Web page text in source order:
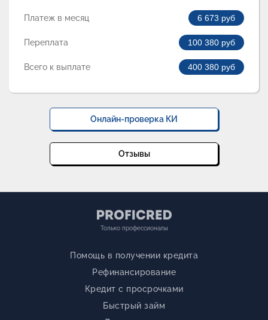
Платеж в месяц 6 673 руб
Переплата 100 380 руб
Всего к выплате 400 380 руб
Онлайн-проверка КИ
Отзывы
Только профессионалы
Помощь в получении кредита
Рефинансирование
Кредит с просрочками
Быстрый займ